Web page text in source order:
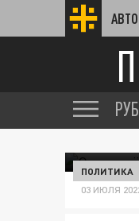
ПОЛИТИКА
03 ИЮЛЯ